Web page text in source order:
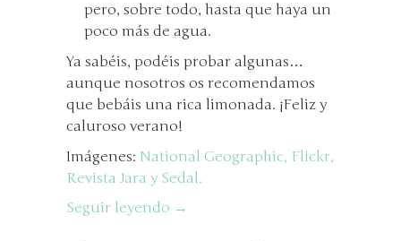
pero, sobre todo, hasta que haya un
poco más de agua.
Ya sabéis, podéis probar algunas…
aunque nosotros os recomendamos
que bebáis una rica limonada. ¡Feliz y
caluroso verano!
Imágenes: National Geographic, Flickr,
Revista Jara y Sedal.
Seguir leyendo →